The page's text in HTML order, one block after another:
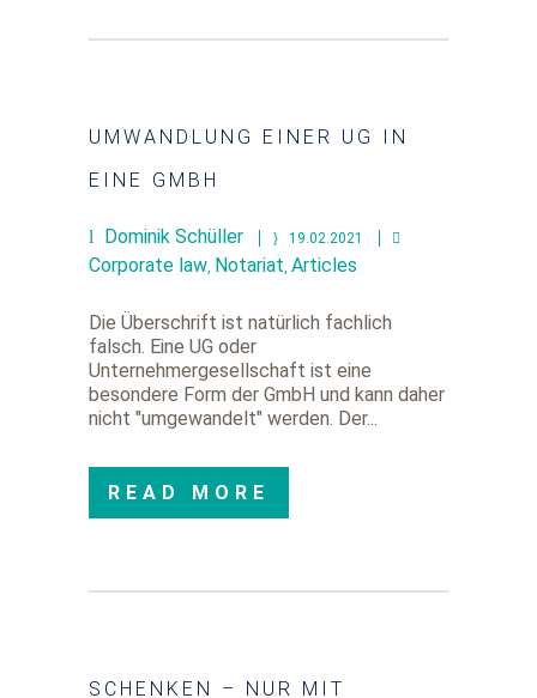
UMWANDLUNG EINER UG IN
EINE GMBH
Dominik Schüller 19.02.2021
Corporate law, Notariat, Articles
Die Überschrift ist natürlich fachlich
falsch. Eine UG oder
Unternehmergesellschaft ist eine
besondere Form der GmbH und kann daher
nicht "umgewandelt" werden. Der...
READ MORE
SCHENKEN – NUR MIT